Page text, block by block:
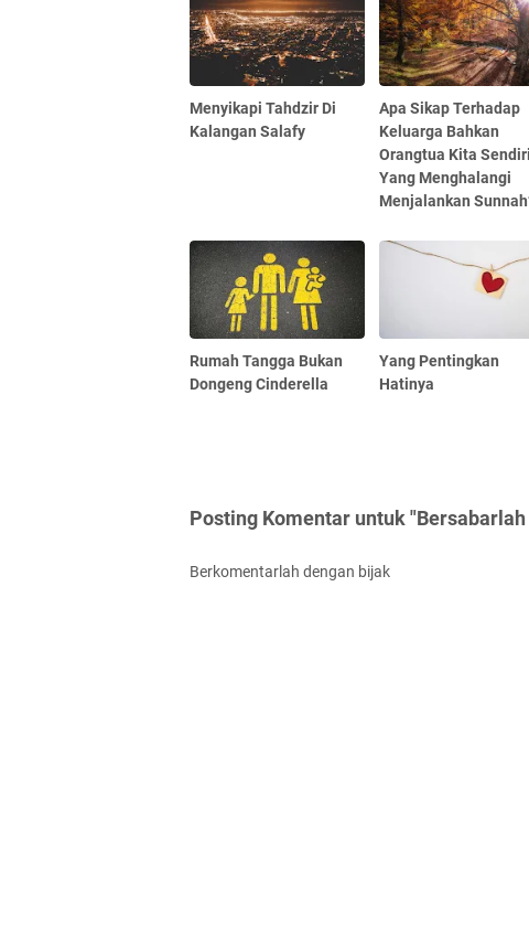
Menyikapi Tahdzir Di
Kalangan Salafy
Apa Sikap Terhadap
Keluarga Bahkan
Orangtua Kita Sendiri
Yang Menghalangi
Menjalankan
Rumah Tangga Bukan
Dongeng Cinderella
Yang Pentingkan
Hatinya
Posting Komentar untuk
Berkomentarlah dengan bijak